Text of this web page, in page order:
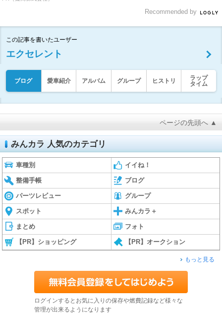
Recommended by
この記事を書いたユーザー
エクセレント
ブログ 愛車紹介 アルバム グループ ヒストリ
ラップ
タイム
ページの先頭へ ▲
みんカラ 人気のカテゴリ
車種別 イイね！
整備手帳 ブログ
パーツレビュー グループ
スポット みんカラ＋
まとめ フォト
【PR】ショッピング 【PR】オークション
もっと見る
ログインするとお気に入りの保存や燃費記録など様々な
管理が出来るようになります